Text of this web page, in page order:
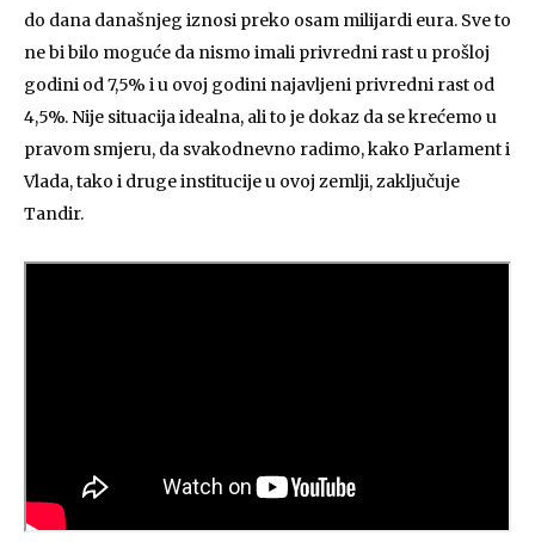
do dana današnjeg iznosi preko osam milijardi eura. Sve to
ne bi bilo moguće da nismo imali privredni rast u prošloj
godini od 7,5% i u ovoj godini najavljeni privredni rast od
4,5%. Nije situacija idealna, ali to je dokaz da se krećemo u
pravom smjeru, da svakodnevno radimo, kako Parlament i
Vlada, tako i druge institucije u ovoj zemlji, zaključuje
Tandir.